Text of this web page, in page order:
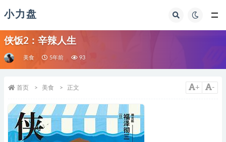
小力盘
侠饭2：辛辣人生
美食 5年前 93
+ -
首页 美食 正文